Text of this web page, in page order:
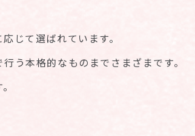
じて選ばれています。
う本格的なものまでさまざまです。